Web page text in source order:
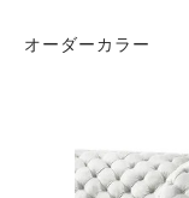
オーダーカラー